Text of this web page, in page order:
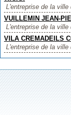
L'entreprise de la
VUILLEMIN JEAN-
L'entreprise de la
VILA CREMADEILS
L'entreprise de la